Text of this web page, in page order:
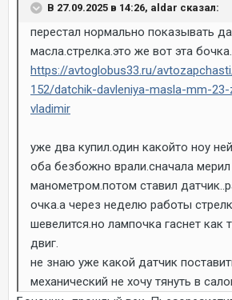
В 27.09.2025 в 14:26, aldar сказал:
перестал нормально показывать
масла.стрелка.это же вот эта бочка..
https://avtoglobus33.ru/
152/datchik-davleniya-masla-mm-
vladimir
уже два купил.один какойто ноу
оба безбожно врали.сначала
манометром.потом ставил
очка.а через неделю работы
шевелится.но лампочка гаснет как
двиг.
не знаю уже какой датчик
механический не хочу тянуть в